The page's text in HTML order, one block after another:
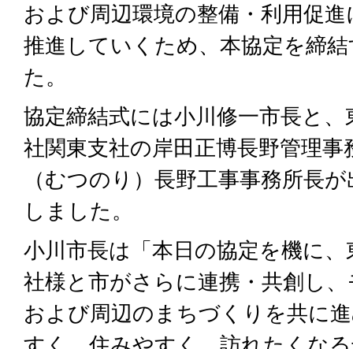
および周辺環境の整備・利用促
推進していくため、本協定を締
た。
協定締結式には小川修一市長と
社関東支社の岸田正博長野管理
（むつのり）長野工事事務所長
しました。
小川市長は「本日の協定を機に
社様と市がさらに連携・共創し
および周辺のまちづくりを共に